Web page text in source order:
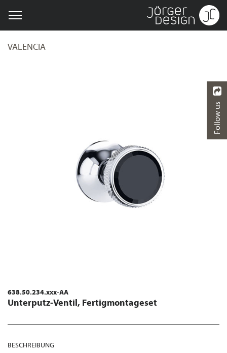
VALENCIA
638.50.234.xxx-AA
Unterputz-Ventil, Fertigmontageset
BESCHREIBUNG
Follow us